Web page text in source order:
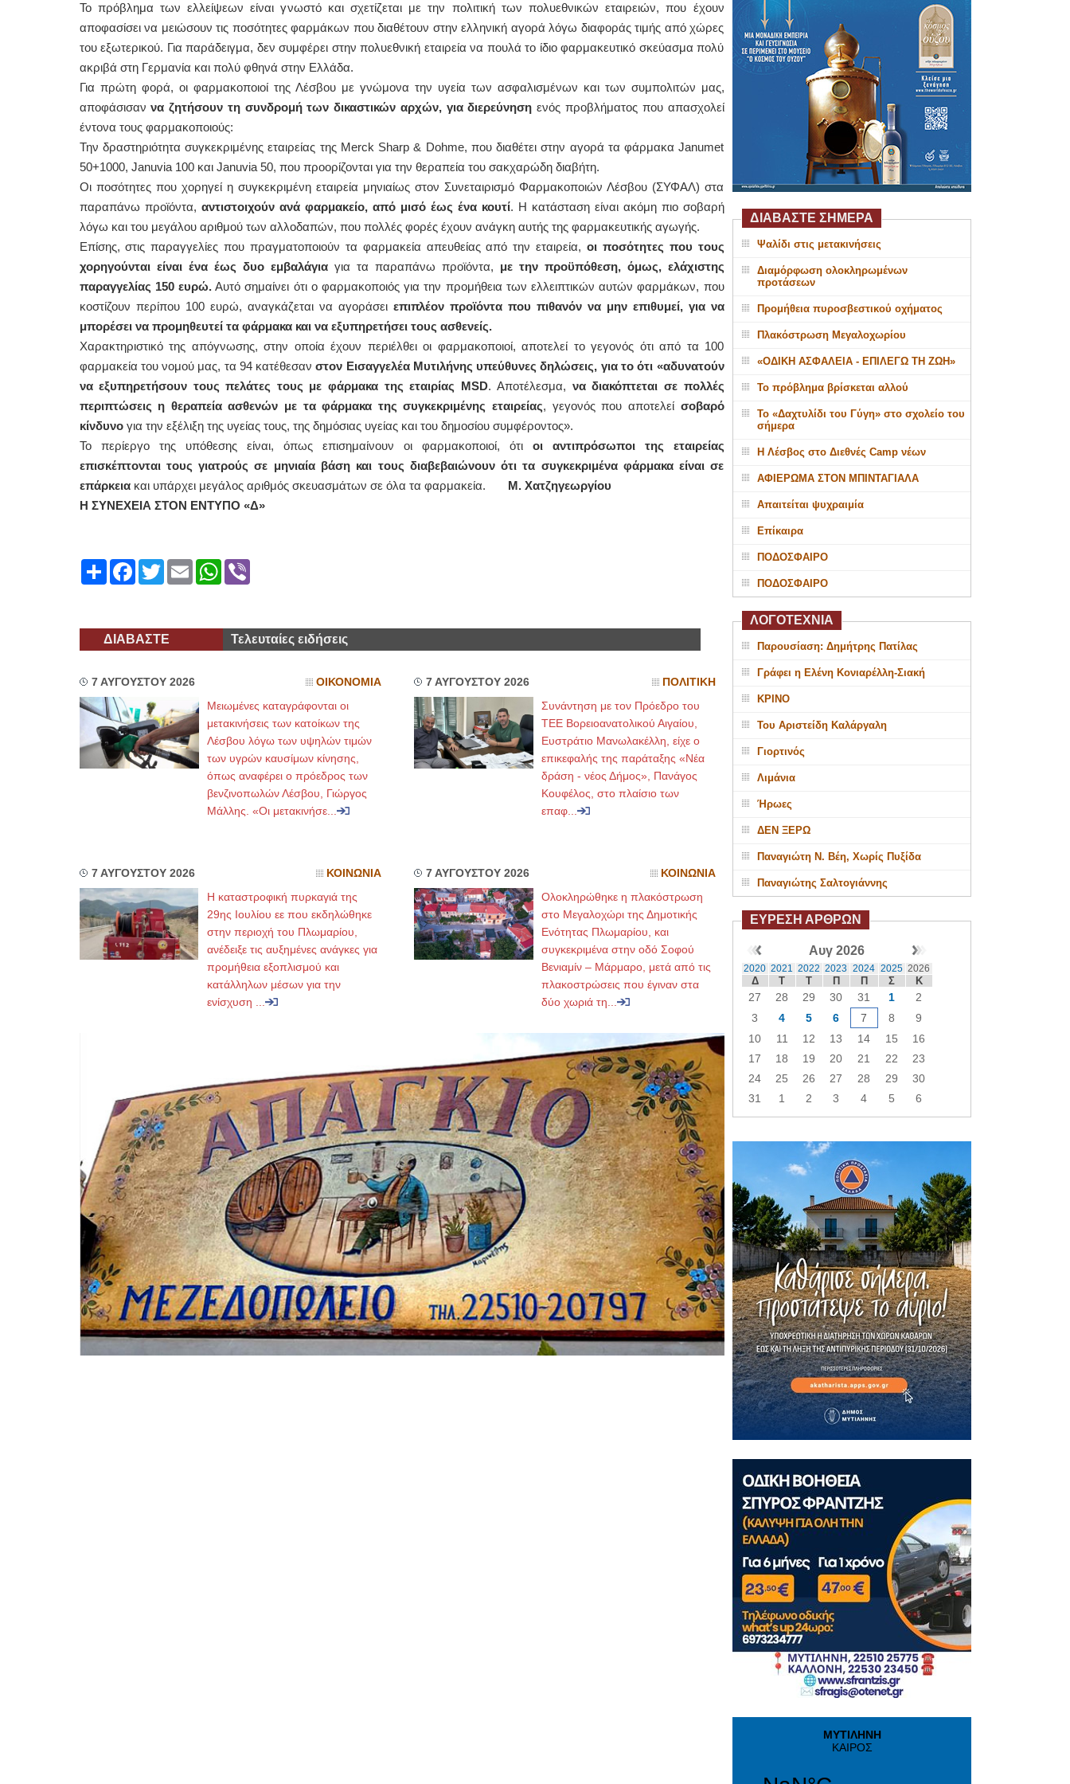
Το πρόβλημα των ελλείψεων είναι γνωστό και σχετίζεται με την πολιτική των πολυεθνικών εταιρειών, που έχουν
αποφασίσει να μειώσουν τις ποσότητες φαρμάκων που διαθέτουν στην ελληνική αγορά λόγω διαφοράς τιμής από χώρες
του εξωτερικού. Για παράδειγμα, δεν συμφέρει στην πολυεθνική εταιρεία να πουλά το ίδιο φαρμακευτικό σκεύασμα πολύ
ακριβά στη Γερμανία και πολύ φθηνά στην Ελλάδα.
Για πρώτη φορά, οι φαρμακοποιοί της Λέσβου με γνώμονα την υγεία των ασφαλισμένων και των συμπολιτών μας,
αποφάσισαννα ζητήσουν τη συνδρομή των δικαστικών αρχών, για διερεύνησηενός προβλήματος που απασχολεί
έντονα τους φαρμακοποιούς:
Την δραστηριότητα συγκεκριμένης εταιρείας της Merck Sharp & Dohme, που διαθέτει στην αγορά τα φάρμακα Janumet
50+1000, Januvia 100 και Januvia 50, που προορίζονται για την θεραπεία του σακχαρώδη διαβήτη.
Οι ποσότητες που χορηγεί η συγκεκριμένη εταιρεία μηνιαίως στον Συνεταιρισμό Φαρμακοποιών Λέσβου (ΣΥΦΑΛ) στα
παραπάνω προϊόντα, αντιστοιχούν ανά φαρμακείο, από μισό έως ένα κουτί. Η κατάσταση είναι ακόμη πιο σοβαρή
λόγω και του μεγάλου αριθμού των αλλοδαπών, που πολλές φορές έχουν ανάγκη αυτής της φαρμακευτικής αγωγής.
Επίσης, στις παραγγελίες που πραγματοποιούν τα φαρμακεία απευθείας από την εταιρεία, οι ποσότητες που τους
χορηγούνται είναι ένα έως δυο εμβαλάγιαγια τα παραπάνω προϊόντα, με την προϋπόθεση, όμως, ελάχιστης
παραγγελίας 150 ευρώ.Αυτό σημαίνει ότι ο φαρμακοποιός για την προμήθεια των ελλειπτικών αυτών φαρμάκων, που
κοστίζουν περίπου 100 ευρώ, αναγκάζεται να αγοράσει επιπλέον προϊόντα που πιθανόν να μην επιθυμεί, για να
μπορέσει να προμηθευτεί τα φάρμακα και να εξυπηρετήσει τους ασθενείς.
Χαρακτηριστικό της απόγνωσης, στην οποία έχουν περιέλθει οι φαρμακοποιοί, αποτελεί το γεγονός ότι από τα 100
φαρμακεία του νομού μας, τα 94 κατέθεσανστον Εισαγγελέα Μυτιλήνης υπεύθυνες δηλώσεις, για το ότι «αδυνατούν
να εξυπηρετήσουν τους πελάτες τους με φάρμακα της εταιρίας MSD. Αποτέλεσμα, να διακόπτεται σε πολλές
περιπτώσεις η θεραπεία ασθενών με τα φάρμακα της συγκεκριμένης εταιρείας, γεγονός που αποτελεί σοβαρό
κίνδυνογια την εξέλιξη της υγείας τους, της δημόσιας υγείας και του δημοσίου συμφέροντος».
Το περίεργο της υπόθεσης είναι, όπως επισημαίνουν οι φαρμακοποιοί, ότι οι αντιπρόσωποι της εταιρείας
επισκέπτονται τους γιατρούς σε μηνιαία βάση και τους διαβεβαιώνουν ότι τα συγκεκριμένα φάρμακα είναι σε
επάρκειακαι υπάρχει μεγάλος αριθμός σκευασμάτων σε όλα τα φαρμακεία. Μ. Χατζηγεωργίου
Η ΣΥΝΕΧΕΙΑ ΣΤΟΝ ΕΝΤΥΠΟ «Δ»
ShareFacebook
TwitterEmailWhatsApp
Viber
ΔΙΑΒΑΣΤΕ Τελευταίες ειδήσεις
7 ΑΥΓΟΥΣΤΟΥ 2026 ΟΙΚΟΝΟΜΙΑ
Μειωμένες καταγράφονται οι
μετακινήσεις των κατοίκων της
Λέσβου λόγω των υψηλών τιμών
των υγρών καυσίμων κίνησης,
όπως αναφέρει ο πρόεδρος των
βενζινοπωλών Λέσβου, Γιώργος
Μάλλης. «Οι μετακινήσε...
7 ΑΥΓΟΥΣΤΟΥ 2026 ΠΟΛΙΤΙΚΗ
Συνάντηση με τον Πρόεδρο του
ΤΕΕ Βορειοανατολικού Αιγαίου,
Ευστράτιο Μανωλακέλλη, είχε ο
επικεφαλής της παράταξης «Νέα
δράση - νέος Δήμος», Πανάγος
Κουφέλος, στο πλαίσιο των
επαφ...
7 ΑΥΓΟΥΣΤΟΥ 2026 ΚΟΙΝΩΝΙΑ
Η καταστροφική πυρκαγιά της
29ης Ιουλίου εε που εκδηλώθηκε
στην περιοχή του Πλωμαρίου,
ανέδειξε τις αυξημένες ανάγκες για
προμήθεια εξοπλισμού και
κατάλληλων μέσων για την
ενίσχυση ...
7 ΑΥΓΟΥΣΤΟΥ 2026 ΚΟΙΝΩΝΙΑ
Ολοκληρώθηκε η πλακόστρωση
στο Μεγαλοχώρι της Δημοτικής
Ενότητας Πλωμαρίου, και
συγκεκριμένα στην οδό Σοφού
Βενιαμίν – Μάρμαρο, μετά από τις
πλακοστρώσεις που έγιναν στα
δύο χωριά τη...
ΔΙΑΒΑΣΤΕ ΣΗΜΕΡΑ
Ψαλίδι στις μετακινήσεις
Διαμόρφωση ολοκληρωμένων
προτάσεων
Προμήθεια πυροσβεστικού οχήματος
Πλακόστρωση Μεγαλοχωρίου
«ΟΔΙΚΗ ΑΣΦΑΛΕΙΑ - ΕΠΙΛΕΓΩ ΤΗ ΖΩΗ»
Το πρόβλημα βρίσκεται αλλού
Το «Δαχτυλίδι του Γύγη» στο σχολείο του
σήμερα
Η Λέσβος στο Διεθνές Camp νέων
ΑΦΙΕΡΩΜΑ ΣΤΟΝ ΜΠΙΝΤΑΓΙΑΛΑ
Απαιτείται ψυχραιμία
Επίκαιρα
ΠΟΔΟΣΦΑΙΡΟ
ΠΟΔΟΣΦΑΙΡΟ
ΛΟΓΟΤΕΧΝΙΑ
Παρουσίαση: Δημήτρης Πατίλας
Γράφει η Ελένη Κονιαρέλλη-Σιακή
ΚΡΙΝΟ
Του Αριστείδη Καλάργαλη
Γιορτινός
Λιμάνια
Ήρωες
ΔΕΝ ΞΕΡΩ
Παναγιώτη Ν. Βέη, Χωρίς Πυξίδα
Παναγιώτης Σαλτογιάννης
ΕΥΡΕΣΗ ΑΡΘΡΩΝ
Αυγ 2026
2020 2021 2022 2023 2024 2025 2026
Δ Τ Τ Π Π Σ Κ
27 28 29 30 31 1
2
3
4 5 6 7 8
9
10
11 12 13 14 15
16
17
18 19 20 21 22
23
24
25 26 27 28 29
30
31
1 2 3 4 5 6